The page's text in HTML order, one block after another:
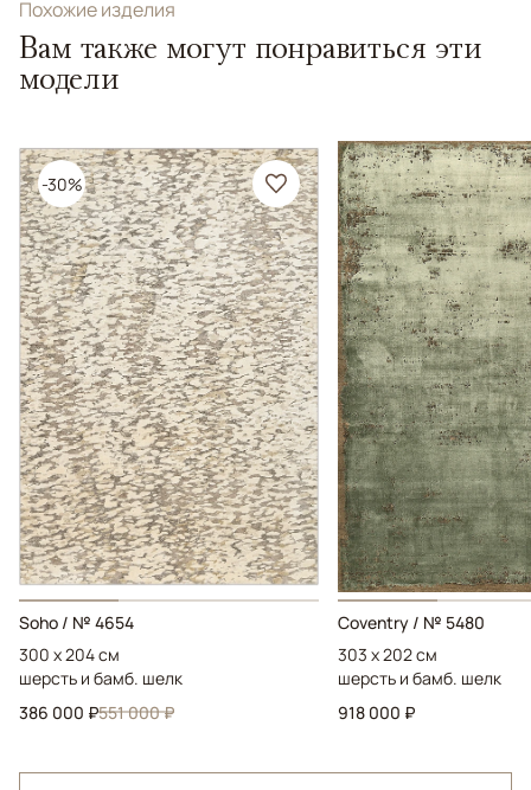
Похожие изделия
Вам также могут понравиться эти
модели
-30%
Soho / № 4654
300 x 204 см
шерсть и бамб. шелк
386 000 ₽551 000 ₽
Coventry / № 5480
303 x 202 см
шерсть и бамб. шелк
918 000 ₽